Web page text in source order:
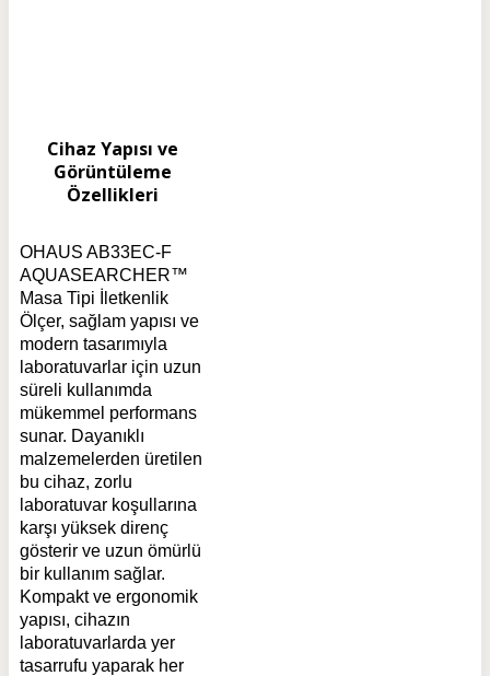
Cihaz Yapısı ve
Görüntüleme
Özellikleri
OHAUS AB33EC-F
AQUASEARCHER™
Masa Tipi İletkenlik
Ölçer, sağlam yapısı ve
modern tasarımıyla
laboratuvarlar için uzun
süreli kullanımda
mükemmel performans
sunar. Dayanıklı
malzemelerden üretilen
bu cihaz, zorlu
laboratuvar koşullarına
karşı yüksek direnç
gösterir ve uzun ömürlü
bir kullanım sağlar.
Kompakt ve ergonomik
yapısı, cihazın
laboratuvarlarda yer
tasarrufu yaparak her